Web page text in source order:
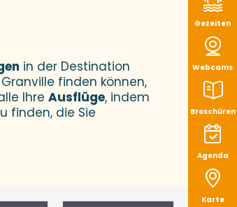
Gezeiten
Webcams
Broschüren
Agenda
Karte
in der Destination
finden können,
Ihre Ausflüge, indem
finden, die Sie